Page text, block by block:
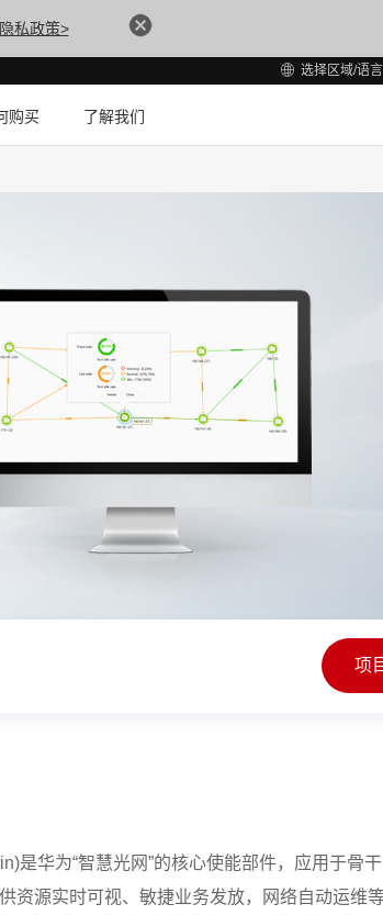
私政策>
选择区域/语言
购买 了解我们
项
是华为“智慧光网”的核心使能部件，应用于骨
资源实时可视、敏捷业务发放，网络自动运维